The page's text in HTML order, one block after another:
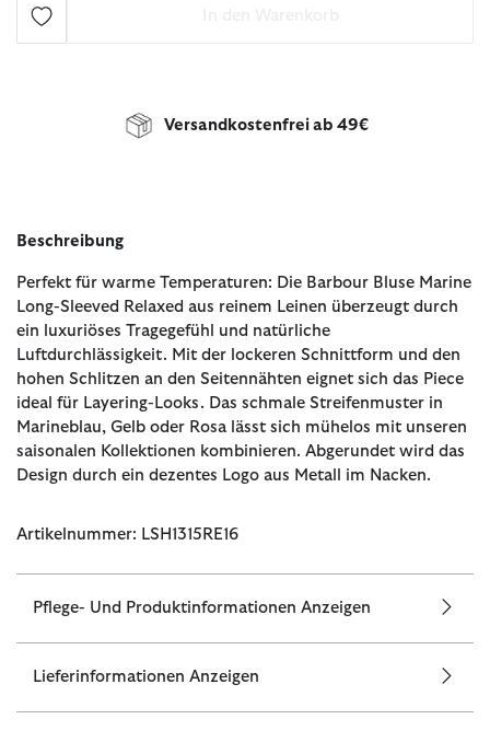
Versandkostenfrei ab 49€
Beschreibung
Perfekt für warme Temperaturen: Die Barbour Bluse Marine
Long-Sleeved Relaxed aus reinem Leinen überzeugt durch
ein luxuriöses Tragegefühl und natürliche
Luftdurchlässigkeit. Mit der lockeren Schnittform und den
hohen Schlitzen an den Seitennähten eignet sich das Piece
ideal für Layering-Looks. Das schmale Streifenmuster in
Marineblau, Gelb oder Rosa lässt sich mühelos mit unseren
saisonalen Kollektionen kombinieren. Abgerundet wird das
Design durch ein dezentes Logo aus Metall im Nacken.
Artikelnummer: LSH1315RE16
Pflege- Und Produktinformationen Anzeigen
Lieferinformationen Anzeigen